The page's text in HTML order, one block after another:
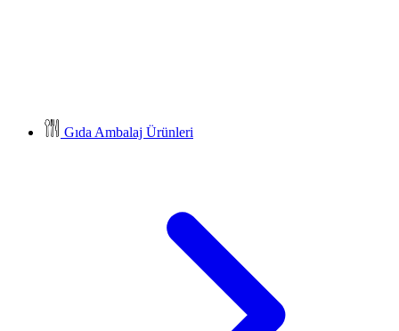
Gıda Ambalaj Ürünleri